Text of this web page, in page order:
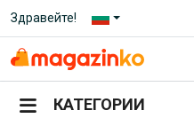
Здравейте!
КАТЕГОРИИ